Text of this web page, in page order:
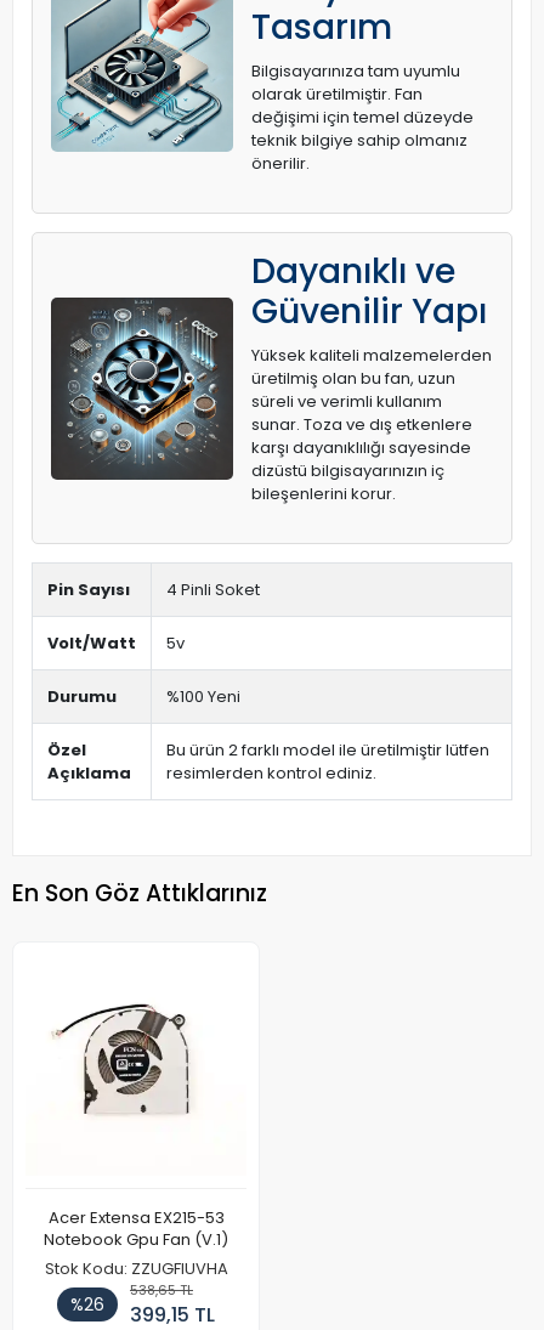
Tasarım
Bilgisayarınıza tam uyumlu
olarak üretilmiştir. Fan
değişimi için temel düzeyde
teknik bilgiye sahip olmanız
önerilir.
Dayanıklı ve
Güvenilir Yapı
Yüksek kaliteli malzemelerden
üretilmiş olan bu fan, uzun
süreli ve verimli kullanım
sunar. Toza ve dış etkenlere
karşı dayanıklılığı sayesinde
dizüstü bilgisayarınızın iç
bileşenlerini korur.
Pin Sayısı 4 Pinli Soket
Volt/Watt 5v
Durumu %100 Yeni
Özel
Açıklama
Bu ürün 2 farklı model ile üretilmiştir lütfen
resimlerden kontrol ediniz.
En Son Göz Attıklarınız
Acer Extensa EX215-53
Notebook Gpu Fan (V.1)
Stok Kodu: ZZUGFIUVHA
%26
538,65 TL
399,15 TL